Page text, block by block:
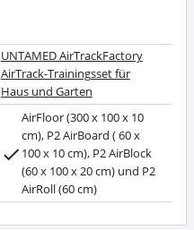
UNTAMED AirTrackFactory
AirTrack-Trainingsset für
Haus und Garten
AirFloor (300 x 100 x 10
cm), P2 AirBoard ( 60 x
100 x 10 cm), P2 AirBlock
(60 x 100 x 20 cm) und P2
AirRoll (60 cm)